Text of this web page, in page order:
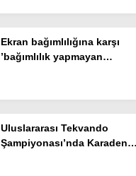
Ekran bağımlılığına karşı
’bağımlılık yapmayan
Uluslararası Tekvando
Şampiyonası’nda Karadeniz